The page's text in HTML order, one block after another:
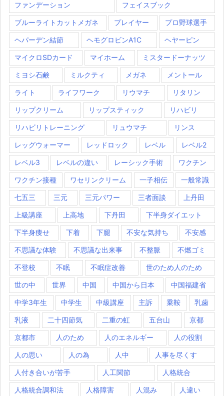
ファンデーション フェイスブック
ブルーライトカットメガネ プレイヤー プロ野球選手
ヘパーデン結節 ヘモグロビンA1C ヘヤーピン
マイクロSDカード マイホーム ミスタードーナッツ
ミヨシ石鹸 ミルクティ メガネ メントール
ライト ライフワーク リウマチ リタリン
リップクリーム リップスティック リハビリ
リハビリトレーニング リュウマチ リンス
レッグウォーマー レッドロック レベル レベル2
レベル3 レベルの違い レーシック手術 ワクチン
ワクチン接種 ワセリンクリーム 一子相伝 一般常識
七五三 三元 三元パワー 三者面談 上丹田
上級講座 上高地 下丹田 下半身ダイエット
下半身痩せ 下着 下腿 不安な気持ち 不安感
不思議な体験 不思議な出来事 不整脈 不燃ゴミ
不登校 不眠 不眠症改善 世のため人のため
世の中 世界 中国 中国から日本 中国福建省
中学3年生 中学生 中級講座 主訴 乗鞍 乳歯
乳液 二十四節気 二重の虹 五台山 京都
京都市 人のため 人のエネルギー 人の役割
人の思い 人の為 人中 人事を尽くす
人付き合いが苦手 人工関節 人格統合
人格統合調和法 人格障害 人混み 人違い